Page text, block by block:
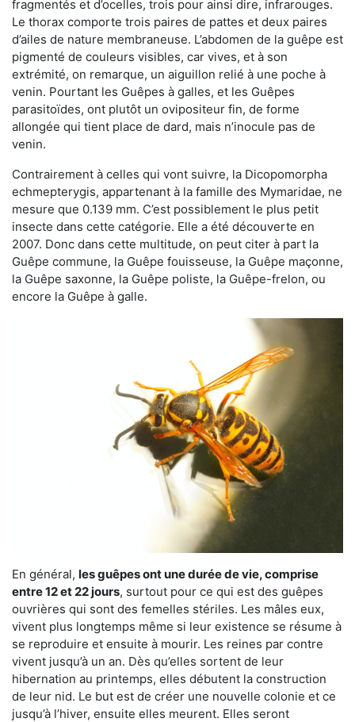
fragmentés et d’ocelles, trois pour ainsi dire, infrarouges.
Le thorax comporte trois paires de pattes et deux paires
d’ailes de nature membraneuse. L’abdomen de la guêpe est
pigmenté de couleurs visibles, car vives, et à son
extrémité, on remarque, un aiguillon relié à une poche à
venin. Pourtant les Guêpes à galles, et les Guêpes
parasitoïdes, ont plutôt un ovipositeur fin, de forme
allongée qui tient place de dard, mais n’inocule pas de
venin.
Contrairement à celles qui vont suivre, la Dicopomorpha
echmepterygis, appartenant à la famille des Mymaridae, ne
mesure que 0.139 mm. C’est possiblement le plus petit
insecte dans cette catégorie. Elle a été découverte en
2007. Donc dans cette multitude, on peut citer à part la
Guêpe commune, la Guêpe fouisseuse, la Guêpe maçonne,
la Guêpe saxonne, la Guêpe poliste, la Guêpe-frelon, ou
encore la Guêpe à galle.
En général, les guêpes ont une durée de vie, comprise
entre 12 et 22 jours, surtout pour ce qui est des guêpes
ouvrières qui sont des femelles stériles. Les mâles eux,
vivent plus longtemps même si leur existence se résume à
se reproduire et ensuite à mourir. Les reines par contre
vivent jusqu’à un an. Dès qu’elles sortent de leur
hibernation au printemps, elles débutent la construction
de leur nid. Le but est de créer une nouvelle colonie et ce
jusqu’à l’hiver, ensuite elles meurent. Elles seront